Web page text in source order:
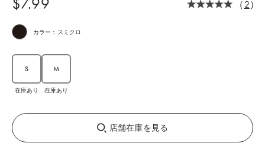
（2）
カラー：スミクロ
S
在庫あり
M
在庫あり
店舗在庫を見る